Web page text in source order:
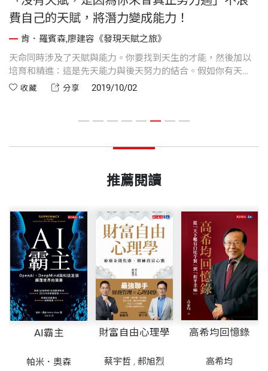
費自己的天賦，將潛力變成能力！
肯．羅賓森,廖建容《發現天賦之旅》
天命同時涉及了天賦與能力。你要找到天生的才能，然後加以
培育和精進：這是先天能力與後天努力的結合。假如你有天
分，學習起來自然會比較輕鬆愉快，反過來也一樣。但假若你
收藏 分享 2019/10/02
推薦閱讀
AI霸主
帕米．奧森
財富自由心理學
蔡宇哲 , 郝旭烈
高希均回憶錄
高希均